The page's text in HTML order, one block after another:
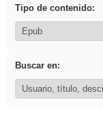
Tipo de contenido:
Buscar en: